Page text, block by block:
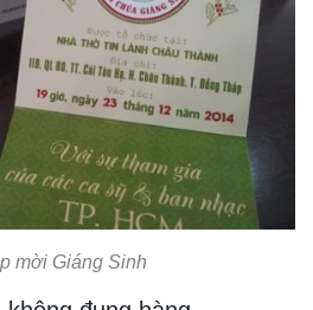
mời Giáng Sinh